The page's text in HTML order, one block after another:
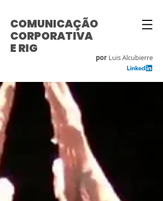
por Luis Alcubierre
COMUNICAÇÃO
CORPORATIVA
E RIG